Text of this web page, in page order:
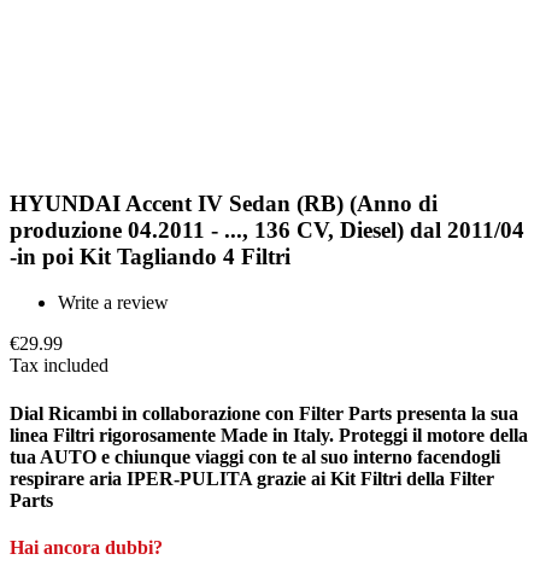
HYUNDAI Accent IV Sedan (RB) (Anno di
produzione 04.2011 - ..., 136 CV, Diesel) dal 2011/04
-in poi Kit Tagliando 4 Filtri
Write a review
€29.99
Tax included
Dial Ricambi in collaborazione con Filter Parts presenta la sua
linea Filtri rigorosamente Made in Italy. Proteggi il motore della
tua AUTO e chiunque viaggi con te al suo interno facendogli
respirare aria IPER-PULITA grazie ai Kit Filtri della Filter
Parts
Hai ancora dubbi?